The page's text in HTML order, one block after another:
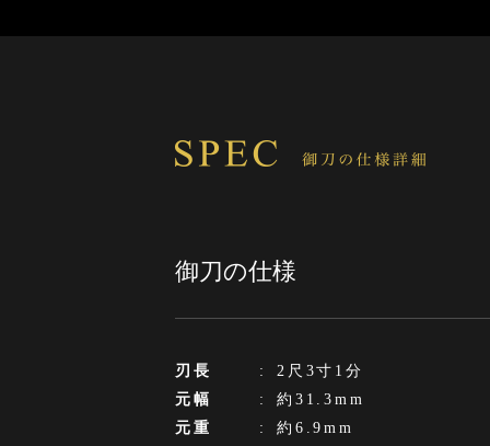
御刀の仕様
刃長 :
2尺3寸1分
元幅
:
約31.3mm
元重
: 約6.9mm